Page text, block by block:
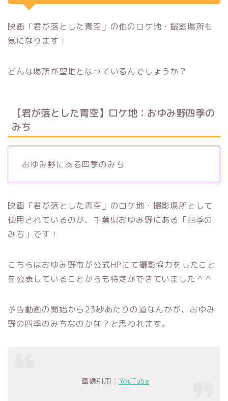
映画「君が落とした青空」の他のロケ地・撮影場所も
気になります！
どんな場所が聖地となっているんでしょうか？
【君が落とした青空】ロケ地：おゆみ野四季の
みち
おゆみ野にある四季のみち
映画「君が落とした青空」のロケ地・撮影場所として
使用されているのが、千葉県おゆみ野にある「四季の
みち」です！
こちらはおゆみ野市が公式HPにて撮影協力をしたこと
を公表していることからも特定ができていました＾＾
予告動画の開始から23秒あたりの道なんかが、おゆみ
野の四季のみちなのかな？と思われます。
画像引用： YouTube